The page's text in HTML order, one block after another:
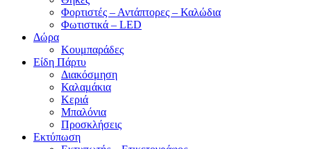
Φορτιστές – Αντάπτορες – Καλώδια
Φωτιστικά – LED
Δώρα
Κουμπαράδες
Είδη Πάρτυ
Διακόσμηση
Καλαμάκια
Κεριά
Μπαλόνια
Προσκλήσεις
Εκτύπωση